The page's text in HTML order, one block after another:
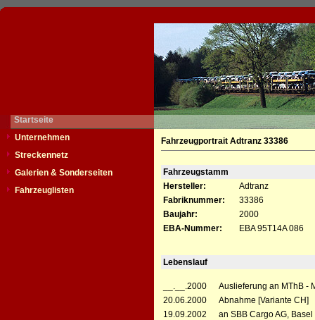
Startseite
Unternehmen
Streckennetz
Galerien & Sonderseiten
Fahrzeuglisten
Fahrzeugportrait Adtranz 33386
Fahrzeugstamm
Hersteller:
Adtranz
Fabriknummer:
33386
Baujahr:
2000
EBA-Nummer:
EBA 95T14A 086
Lebenslauf
__.__.2000
Auslieferung an MThB -
20.06.2000
Abnahme [Variante CH]
19.09.2002
an SBB Cargo AG,